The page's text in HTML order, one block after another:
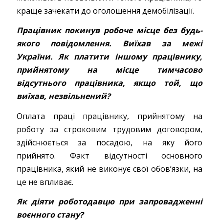
краще зачекати до оголошення демобілізації.
Працівник покинув робоче місце без будь-
якого повідомлення. Виїхав за межі
України. Як платити іншому працівнику,
прийнятому на місце тимчасово
відсутнього працівника, якщо той, що
виїхав, незвільнений?
Оплата праці працівнику, прийнятому на
роботу за строковим трудовим договором,
здійснюється за посадою, на яку його
прийнято. Факт відсутності основного
працівника, який не виконує свої обов’язки, на
це не впливає.
Як діяти роботодавцю при запровадженні
воєнного стану?